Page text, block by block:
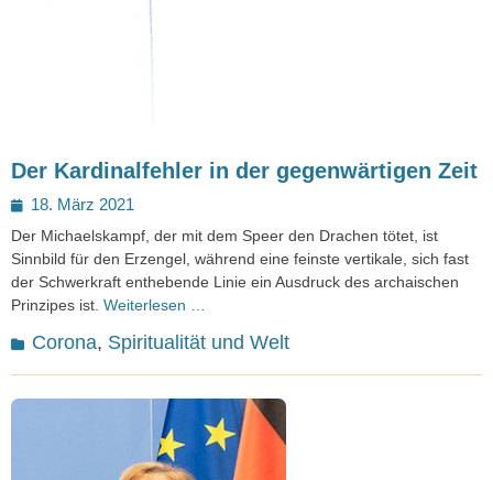
Der Kardinalfehler in der gegenwärtigen Zeit
Posted
on
18. März 2021
Der Michaelskampf, der mit dem Speer den Drachen tötet, ist
Sinnbild für den Erzengel, während eine feinste vertikale, sich fast
der Schwerkraft enthebende Linie ein Ausdruck des archaischen
Prinzipes ist. Weiterlesen …
Kategorien
Corona, Spiritualität und Welt